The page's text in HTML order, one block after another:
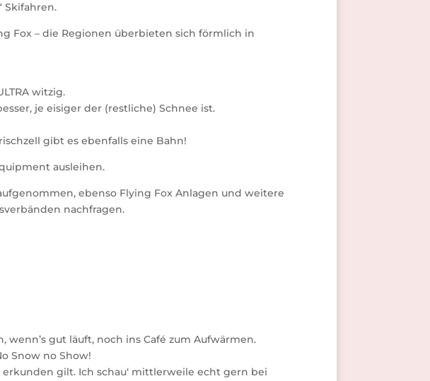
Skifahren.
Fox – die Regionen überbieten sich förmlich in
witzig.
je eisiger der (restliche) Schnee ist.
gibt es ebenfalls eine Bahn!
ausleihen.
ebenso Flying Fox Anlagen und weitere
nachfragen.
wenn’s gut läuft, noch ins Café zum Aufwärmen.
Snow no Show!
gilt. Ich schau‘ mittlerweile echt gern bei